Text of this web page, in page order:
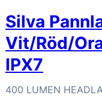
Silva
Vit/Röd/
IPX7
400 LUMEN